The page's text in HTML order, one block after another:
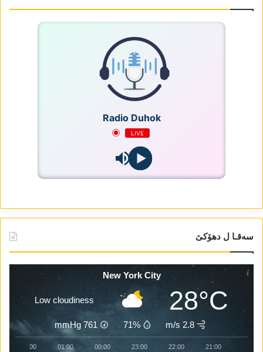
Radio Duhok
LIVE
سەقـا ل دھۆکێ
New York City
28°C
Low cloudiness
2.8 m/s
71%
761
mmHg
21:00
22:00
23:00
00:00
01:00
02:00